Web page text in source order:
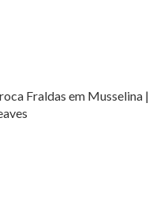
Fraldas em Musselina |